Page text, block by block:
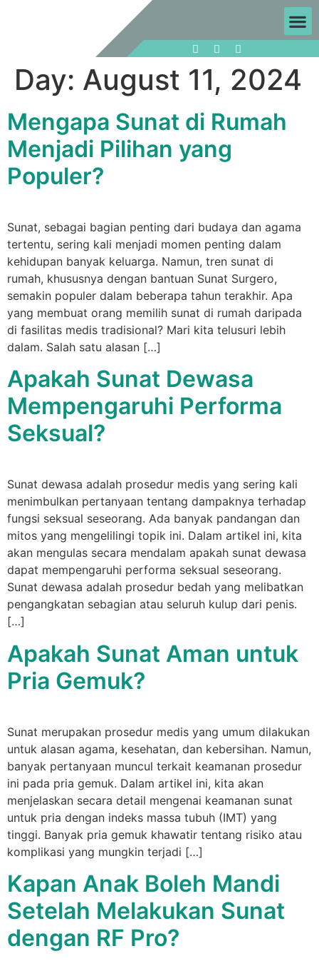
Day: August 11, 2024
Mengapa Sunat di Rumah
Menjadi Pilihan yang
Populer?
Sunat, sebagai bagian penting dari budaya dan agama
tertentu, sering kali menjadi momen penting dalam
kehidupan banyak keluarga. Namun, tren sunat di
rumah, khususnya dengan bantuan Sunat Surgero,
semakin populer dalam beberapa tahun terakhir. Apa
yang membuat orang memilih sunat di rumah daripada
di fasilitas medis tradisional? Mari kita telusuri lebih
dalam. Salah satu alasan […]
Apakah Sunat Dewasa
Mempengaruhi Performa
Seksual?
Sunat dewasa adalah prosedur medis yang sering kali
menimbulkan pertanyaan tentang dampaknya terhadap
fungsi seksual seseorang. Ada banyak pandangan dan
mitos yang mengelilingi topik ini. Dalam artikel ini, kita
akan mengulas secara mendalam apakah sunat dewasa
dapat mempengaruhi performa seksual seseorang.
Sunat dewasa adalah prosedur bedah yang melibatkan
pengangkatan sebagian atau seluruh kulup dari penis.
[…]
Apakah Sunat Aman untuk
Pria Gemuk?
Sunat merupakan prosedur medis yang umum dilakukan
untuk alasan agama, kesehatan, dan kebersihan. Namun,
banyak pertanyaan muncul terkait keamanan prosedur
ini pada pria gemuk. Dalam artikel ini, kita akan
menjelaskan secara detail mengenai keamanan sunat
untuk pria dengan indeks massa tubuh (IMT) yang
tinggi. Banyak pria gemuk khawatir tentang risiko atau
komplikasi yang mungkin terjadi […]
Kapan Anak Boleh Mandi
Setelah Melakukan Sunat
dengan RF Pro?